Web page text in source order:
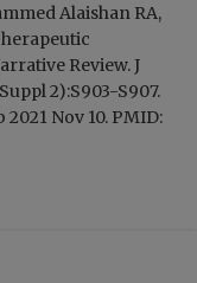
Alaishan RA,
Review. J
2):S903-S907.
2021 Nov 10. PMID: